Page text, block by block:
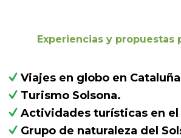
Experiencias y propuestas
Viajes en globo en
Turismo Solsona.
Actividades turísticas en el
Grupo de naturaleza del